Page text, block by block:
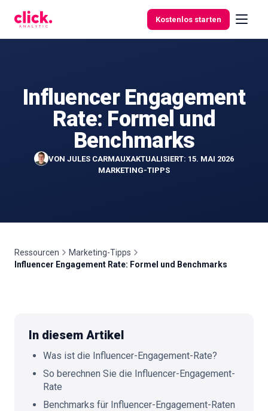
Kostenlos starten
Funktionen
Kostenlose
Influencer Engagement
Rate: Formel und
Benchmarks
VON JULES CARMAUXAKTUALISIERT: 15. MAI 2026
MARKETING-TIPPS
Ressourcen
Marketing-Tipps
Influencer Engagement Rate: Formel und Benchmarks
In diesem Artikel
Was ist die Influencer-Engagement-Rate?
So berechnen Sie die Influencer-Engagement-
Rate
Benchmarks für Influencer-Engagement-Raten